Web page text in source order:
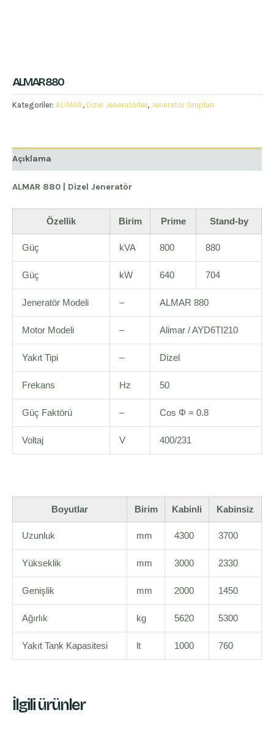
ALMAR 880
Kategoriler: ALİMAR, Dizel Jeneratörler, Jeneratör Grupları
Açıklama
ALMAR 880 | Dizel Jeneratör
Özellik Birim Prime Stand-by
Güç kVA 800 880
Güç kW 640 704
Jeneratör Modeli – ALMAR 880
Motor Modeli – Alimar / AYD6TI210
Yakıt Tipi – Dizel
Frekans Hz 50
Güç Faktörü – Cos Φ = 0.8
Voltaj V 400/231
Boyutlar Birim Kabinli Kabinsiz
Uzunluk mm 4300 3700
Yükseklik mm 3000 2330
Genişlik mm 2000 1450
Ağırlık kg 5620 5300
Yakıt Tank Kapasitesi lt 1000 760
İlgili ürünler